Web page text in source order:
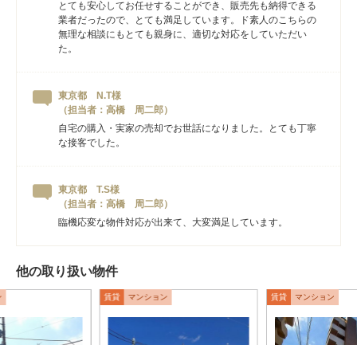
とても安心してお任せすることができ、販売先も納得できる
業者だったので、とても満足しています。ド素人のこちらの
無理な相談にもとても親身に、適切な対応をしていただい
た。
東京都 N.T様
（担当者：高橋 周二郎）
自宅の購入・実家の売却でお世話になりました。とても丁寧
な接客でした。
東京都 T.S様
（担当者：高橋 周二郎）
臨機応変な物件対応が出来て、大変満足しています。
他の取り扱い物件
賃貸 マンション 賃貸 マンション